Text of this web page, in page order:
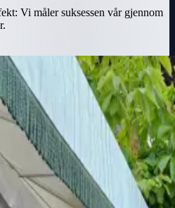
: Vi måler suksessen vår gjennom